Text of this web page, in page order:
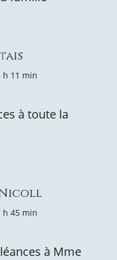
h 11 min
à toute la
Nicoll
h 45 min
à Mme